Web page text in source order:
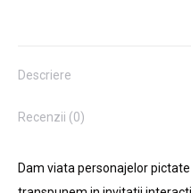
Descriere
Recenzii (0)
Dam viata personajelor